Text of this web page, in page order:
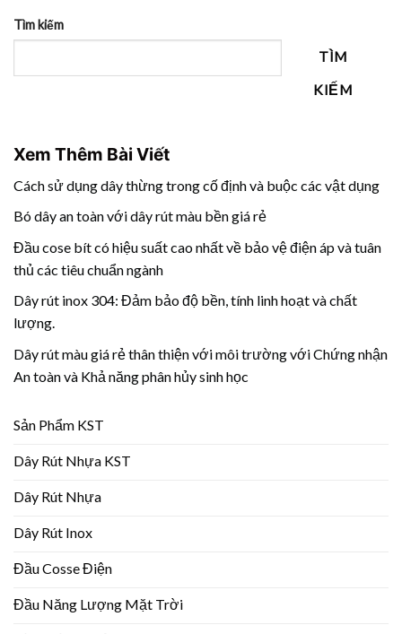
Tìm kiếm
TÌM
KIẾM
Xem Thêm Bài Viết
Cách sử dụng dây thừng trong cố định và buộc các vật dụng
Bó dây an toàn với dây rút màu bền giá rẻ
Đầu cose bít có hiệu suất cao nhất về bảo vệ điện áp và tuân
thủ các tiêu chuẩn ngành
Dây rút inox 304: Đảm bảo độ bền, tính linh hoạt và chất
lượng.
Dây rút màu giá rẻ thân thiện với môi trường với Chứng nhận
An toàn và Khả năng phân hủy sinh học
Sản Phẩm KST
Dây Rút Nhựa KST
Dây Rút Nhựa
Dây Rút Inox
Đầu Cosse Điện
Đầu Năng Lượng Mặt Trời